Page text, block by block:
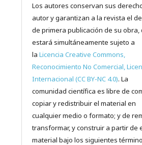
Los autores conservan sus
autor y garantizan a la revista el
de primera publicación de su obra,
estará simultáneamente sujeto a
laLicencia Creative Commons,
Reconocimiento No Comercial,
Internacional (CC BY-NC 4.0). La
comunidad científica es libre de
copiar y redistribuir el material en
cualquier medio o formato; y de
transformar, y construir a partir de
material bajo los siguientes